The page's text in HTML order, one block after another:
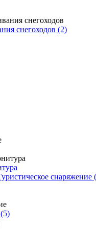
снегоходов (2)
снаряжение